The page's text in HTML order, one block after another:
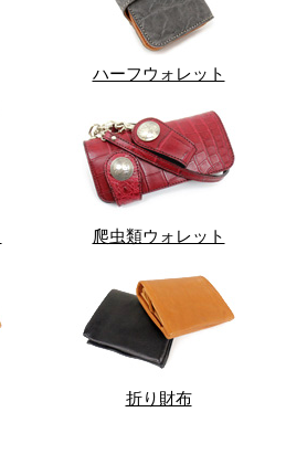
ハーフウォレット
爬虫類ウォレット
折り財布